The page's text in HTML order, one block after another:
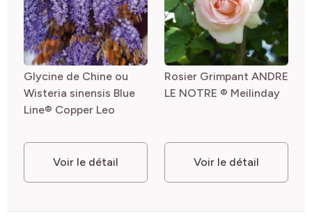
Glycine de Chine ou
Wisteria sinensis Blue
Line® Copper Leo
Voir le détail
Rosier Grimpant ANDRE
LE NOTRE ® Meilinday
Voir le détail